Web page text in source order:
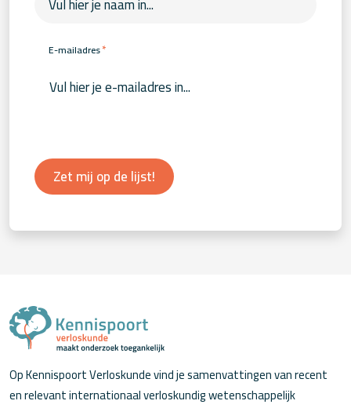
E-mailadres*
Zet mij op de lijst!
Op Kennispoort Verloskunde vind je samenvattingen van recent
en relevant internationaal verloskundig wetenschappelijk